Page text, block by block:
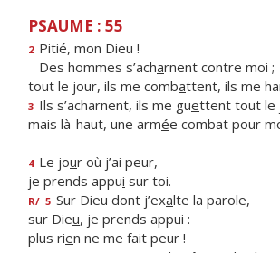
PSAUME : 55
2 Pitié, mon Dieu !
Des hommes s’acharnent contre moi ;
tout le jour, ils me combattent, ils me
3 Ils s’acharnent, ils me guettent tout le
mais là-haut, une armée combat pour
4 Le jour où j’ai peur,
je prends appui sur toi.
R/ 5 Sur Dieu dont j’exalte la parole,
sur Dieu, je prends appui :
plus rien ne me fait peur !